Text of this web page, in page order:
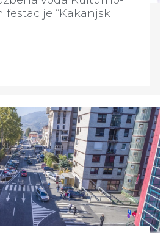
“Kakanjski